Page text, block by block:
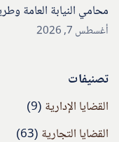
محامي النيابة العامة
أغسطس 7, 2026
تصنيفات
القضايا الإدارية (9)
القضايا التجارية (63)